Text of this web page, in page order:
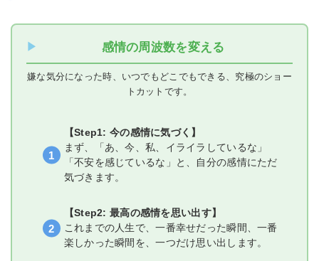
感情の周波数を変える
嫌な気分になった時、いつでもどこでもできる、究極のショー
トカットです。
【Step1: 今の感情に気づく】
まず、「あ、今、私、イライラしているな」
「不安を感じているな」と、自分の感情にただ
気づきます。
【Step2: 最高の感情を思い出す】
これまでの人生で、一番幸せだった瞬間、一番
楽しかった瞬間を、一つだけ思い出します。